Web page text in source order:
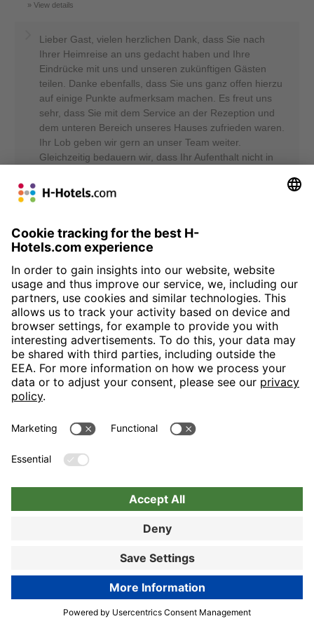
View details
Lieber Gast, vielen herzlichen Dank, dass Sie nach
Ihrer Heimreise an uns gedacht haben und Ihre
Eindrücke mit uns und unseren zukünftigen Gästen
teilen. Danke ebenfalls, dass Sie uns ganz offen hierzu
auf einige Punkte aufmerksam machen. Es freut uns
sehr, dass Sie mit dem Service an der Rezeption und
dem unteren Bereich unseres Hauses zufrieden waren.
Ihr Lob geben wir gern an unser Team weiter.
Gleichzeitig bedauern wir, dass Ihr Aufenthalt nicht in
geschilderten Mängel hinsichtlich Sauberkeit im
Zimmer und bei den Textilien entsprechen keinesfalls
ausdrücklich entschuldigen und werden dies
umgehend intern thematisieren. Ihr Feedback hilft uns,
Komfort und die Qualität für unsere Gäste weiter zu
steigern. Wir hoffen, Sie geben uns noch einmal die
Möglichkeit, Sie von unseren hohen Ansprüchen zu
überzeugen. Mit besten Grüßen aus Leipzig, Ihr Team
von den H-Hotels, Anika Müller - Online Reputation
Manager
56%
From: anonymous
Ich bin jetzt bereits das zweite Mal in Leipzig zu Gast. Beim
auch die Mitarbeiter sehr freundlich und zuvorkommend. (
Dez. 2024) Im gesamten Haus wurden Jugendgruppen
sämtliche Lifte beschlagnahmt und sich respektlos
einer Bahnhofshalle. Schrecklich! Ich habe an der
Rezeption für eine Nacht ein Zimmer für eine Person
gebucht. Am nächsten Tag wurde mir bereits um 9:00 Uhr
mehr und der TV auch nicht. Ich war der Annahme, dass
Book now